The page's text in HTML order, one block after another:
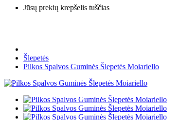
Jūsų prekių krepšelis tuščias
Šlepetės
Pilkos Spalvos Guminės Šlepetės Moiariello